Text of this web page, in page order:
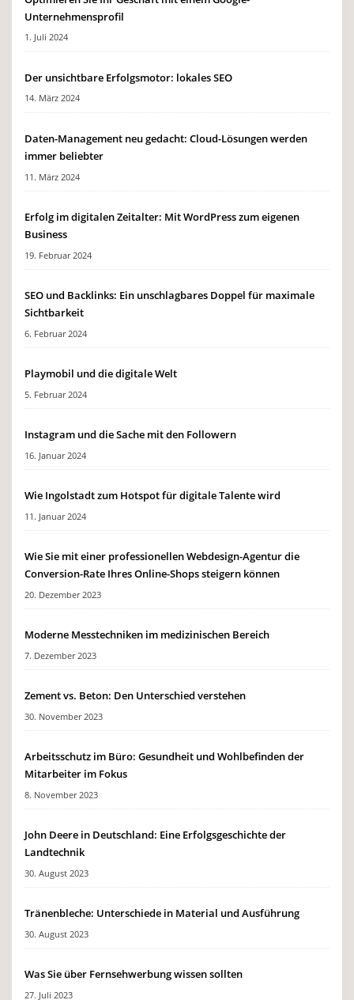
Unternehmensprofil
1. Juli 2024
Der unsichtbare Erfolgsmotor: lokales SEO
14. März 2024
Daten-Management neu gedacht: Cloud-Lösungen werden
immer beliebter
11. März 2024
Erfolg im digitalen Zeitalter: Mit WordPress zum eigenen
Business
19. Februar 2024
SEO und Backlinks: Ein unschlagbares Doppel für maximale
Sichtbarkeit
6. Februar 2024
Playmobil und die digitale Welt
5. Februar 2024
Instagram und die Sache mit den Followern
16. Januar 2024
Wie Ingolstadt zum Hotspot für digitale Talente wird
11. Januar 2024
Wie Sie mit einer professionellen Webdesign-Agentur die
Conversion-Rate Ihres Online-Shops steigern können
20. Dezember 2023
Moderne Messtechniken im medizinischen Bereich
7. Dezember 2023
Zement vs. Beton: Den Unterschied verstehen
30. November 2023
Arbeitsschutz im Büro: Gesundheit und Wohlbefinden der
Mitarbeiter im Fokus
8. November 2023
John Deere in Deutschland: Eine Erfolgsgeschichte der
Landtechnik
30. August 2023
Tränenbleche: Unterschiede in Material und Ausführung
30. August 2023
Was Sie über Fernsehwerbung wissen sollten
27. Juli 2023